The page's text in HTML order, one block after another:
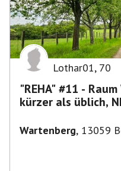
Lothar01, 70
"REHA" #11 -
kürzer als üblich,
Wartenberg, 13059